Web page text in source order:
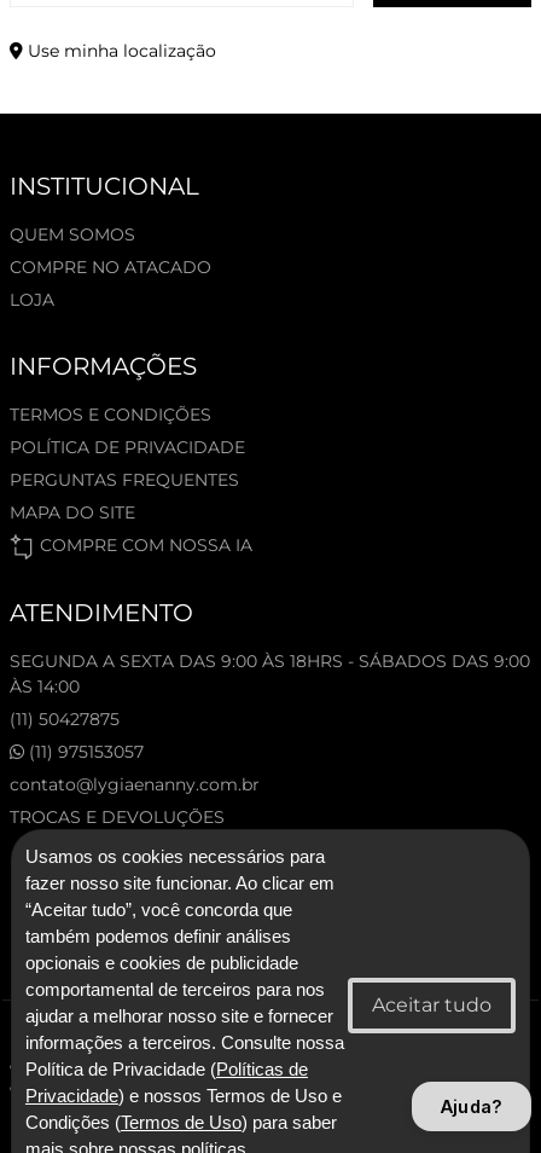
Use minha localização
INSTITUCIONAL
QUEM SOMOS
COMPRE NO ATACADO
LOJA
INFORMAÇÕES
TERMOS E CONDIÇÕES
POLÍTICA DE PRIVACIDADE
PERGUNTAS FREQUENTES
MAPA DO SITE
COMPRE COM NOSSA IA
ATENDIMENTO
SEGUNDA A SEXTA DAS 9:00 ÀS 18HRS - SÁBADOS DAS 9:00
ÀS 14:00
(11) 50427875
(11) 975153057
contato@lygiaenanny.com.br
TROCAS E DEVOLUÇÕES
© 2026 Lygia & Nanny. Todos os direitos reservados.
CNPJ: 53.227.120/0001-92 - Lygia & Nanny Artesanato Confeccoes e
Comercio LTDA
Com Tecnologia SmarterApp
Usamos os cookies necessários para
fazer nosso site funcionar. Ao clicar em
“Aceitar tudo”, você concorda que
também podemos definir análises
opcionais e cookies de publicidade
comportamental de terceiros para nos
ajudar a melhorar nosso site e fornecer
informações a terceiros. Consulte nossa
Política de Privacidade (Políticas de
Privacidade) e nossos Termos de Uso e
Condições (Termos de Uso) para saber
Ajuda?